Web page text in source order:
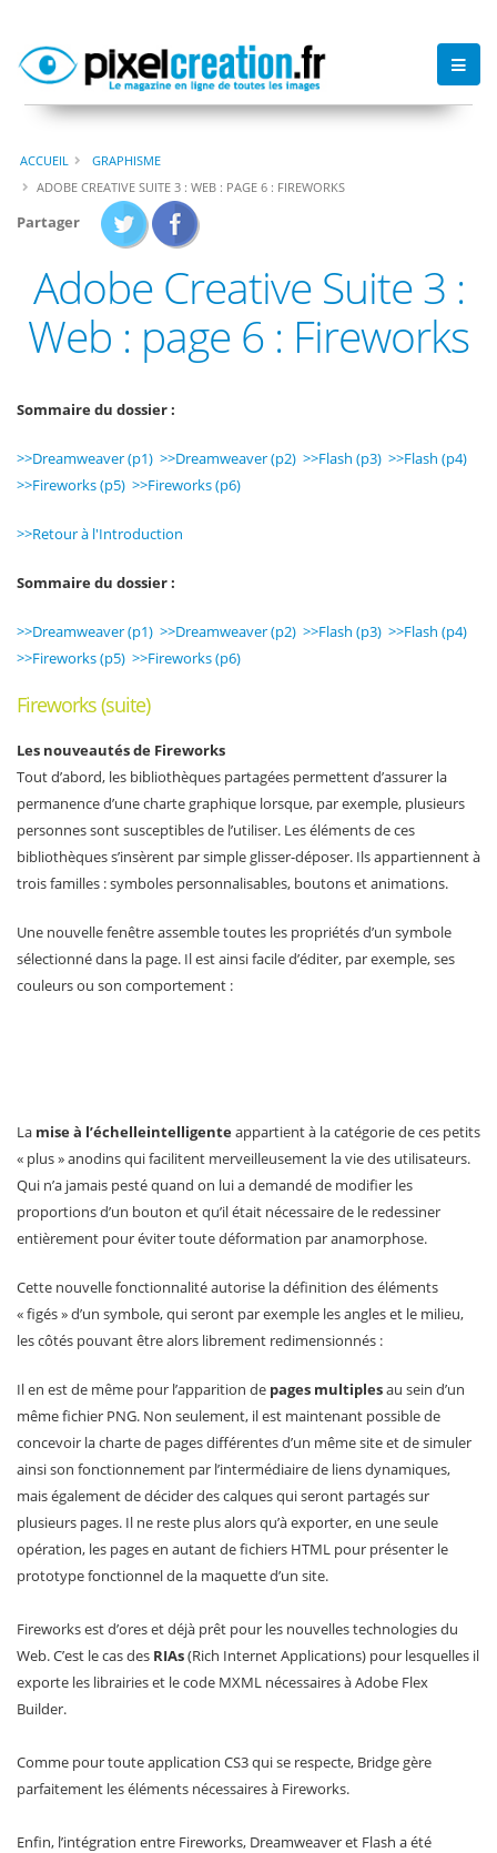
ACCUEIL
GRAPHISME
ADOBE CREATIVE SUITE 3 : WEB : PAGE 6 : FIREWORKS
Partager
Adobe Creative Suite 3 :
Web : page 6 : Fireworks
Sommaire du dossier :
>>Dreamweaver (p1) >>Dreamweaver (p2) >>Flash (p3) >>Flash (p4)
>>Fireworks (p5) >>Fireworks (p6)
>>Retour à l'Introduction
Sommaire du dossier :
>>Dreamweaver (p1) >>Dreamweaver (p2) >>Flash (p3) >>Flash (p4)
>>Fireworks (p5) >>Fireworks (p6)
Fireworks (suite)
Les nouveautés de Fireworks
Tout d’abord, les bibliothèques partagées permettent d’assurer la
permanence d’une charte graphique lorsque, par exemple, plusieurs
personnes sont susceptibles de l’utiliser. Les éléments de ces
bibliothèques s’insèrent par simple glisser-déposer. Ils appartiennent à
trois familles : symboles personnalisables, boutons et animations.
Une nouvelle fenêtre assemble toutes les propriétés d’un symbole
sélectionné dans la page. Il est ainsi facile d’éditer, par exemple, ses
couleurs ou son comportement :
La mise à l’échelleintelligenteappartient à la catégorie de ces petits
« plus » anodins qui facilitent merveilleusement la vie des utilisateurs.
Qui n’a jamais pesté quand on lui a demandé de modifier les
proportions d’un bouton et qu’il était nécessaire de le redessiner
entièrement pour éviter toute déformation par anamorphose.
Cette nouvelle fonctionnalité autorise la définition des éléments
« figés » d’un symbole, qui seront par exemple les angles et le milieu,
les côtés pouvant être alors librement redimensionnés :
Il en est de même pour l’apparition de pages multiplesau sein d’un
même fichier PNG. Non seulement, il est maintenant possible de
concevoir la charte de pages différentes d’un même site et de simuler
ainsi son fonctionnement par l’intermédiaire de liens dynamiques,
mais également de décider des calques qui seront partagés sur
plusieurs pages. Il ne reste plus alors qu’à exporter, en une seule
opération, les pages en autant de fichiers HTML pour présenter le
prototype fonctionnel de la maquette d’un site.
Fireworks est d’ores et déjà prêt pour les nouvelles technologies du
Web. C’est le cas des RIAs(Rich Internet Applications) pour lesquelles il
exporte les librairies et le code MXML nécessaires à Adobe Flex
Builder.
Comme pour toute application CS3 qui se respecte, Bridge gère
parfaitement les éléments nécessaires à Fireworks.
Enfin, l’intégration entre Fireworks, Dreamweaver et Flash a été